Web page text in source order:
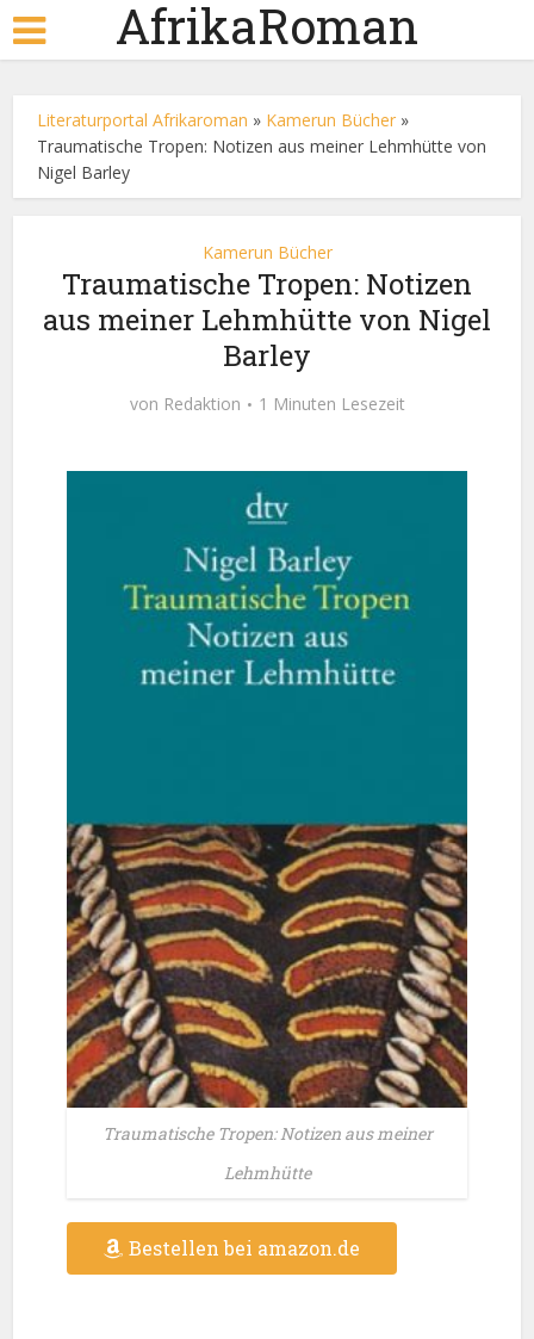
AfrikaRoman
Literaturportal Afrikaroman » Kamerun Bücher »
Traumatische Tropen: Notizen aus meiner Lehmhütte von
Nigel Barley
Kamerun Bücher
Traumatische Tropen: Notizen
aus meiner Lehmhütte von Nigel
Barley
von Redaktion 1 Minuten Lesezeit
Traumatische Tropen: Notizen aus meiner
Lehmhütte
Bestellen bei amazon.de